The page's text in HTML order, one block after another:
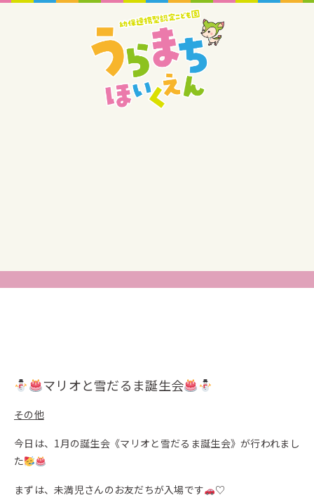
入園あんない
マリオと雪だるま誕生会
その他
今日は、1月の誕生会《マリオと雪だるま誕生会》が行われまし
た
まずは、未満児さんのお友だちが入場です ♡